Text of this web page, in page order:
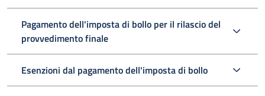
Pagamento dell'imposta di bollo per il rilascio del
provvedimento finale
Esenzioni dal pagamento dell'imposta di bollo